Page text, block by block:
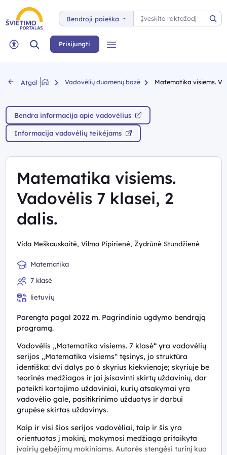
Bendroji paieška
Paieška
Neįgaliųjų rėžimas
Paieška Prisijungti
Atgal Vadovėlių duomenų bazė Matematika visiems.
Bendra informacija apie vadovėlius
Informacija vadovėlių teikėjams
Matematika visiems.
Vadovėlis 7 klasei, 2
dalis.
Vida Meškauskaitė, Vilma Pipirienė, Žydrūnė Stundžienė
Matematika
7 klasė
lietuvių
Parengta pagal 2022 m. Pagrindinio ugdymo bendrąją
programą.
Vadovėlis „Matematika visiems. 7 klasė“ yra vadovėlių
serijos „Matematika visiems“ tęsinys, jo struktūra
identiška: dvi dalys po 6 skyrius kiekvienoje; skyriuje be
teorinės medžiagos ir jai įsisavinti skirtų uždavinių, dar
pateikti kartojimo uždaviniai, kurių atsakymai yra
vadovėlio gale, pasitikrinimo užduotys ir darbui
grupėse skirtas uždavinys.
Kaip ir visi šios serijos vadovėliai, taip ir šis yra
orientuotas į mokinį, mokymosi medžiaga pritaikyta
įvairių gebėjimų mokiniams. Autorės stengėsi turinį kuo